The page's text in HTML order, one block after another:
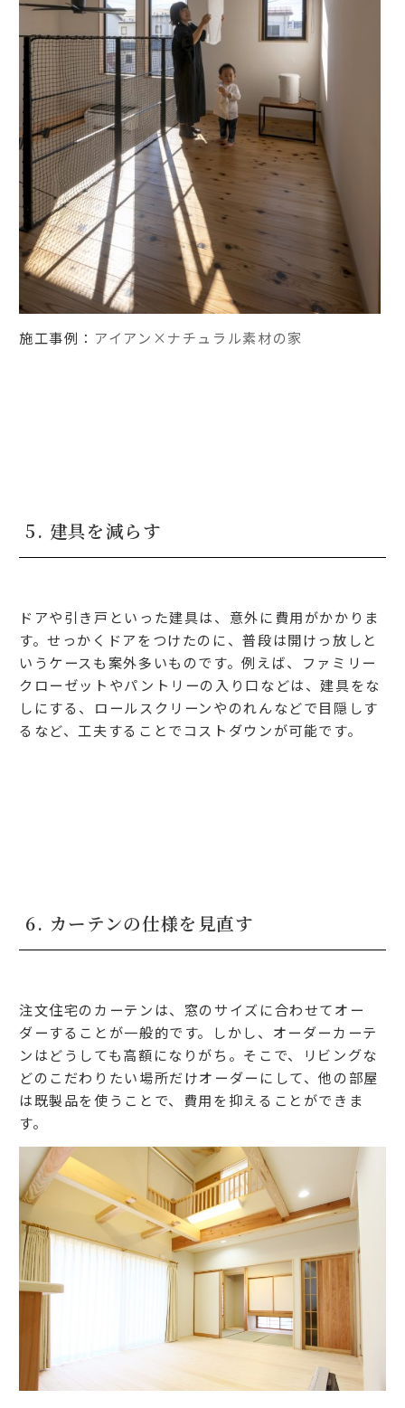
施工事例： アイアン×ナチュラル素材の家
5. 建具を減らす
ドアや引き戸といった建具は、意外に費用がかかりま
す。せっかくドアをつけたのに、普段は開けっ放しと
いうケースも案外多いものです。例えば、ファミリー
クローゼットやパントリーの入り口などは、建具をな
しにする、ロールスクリーンやのれんなどで目隠しす
るなど、工夫することでコストダウンが可能です。
6. カーテンの仕様を見直す
注文住宅のカーテンは、窓のサイズに合わせてオー
ダーすることが一般的です。しかし、オーダーカーテ
ンはどうしても高額になりがち。そこで、リビングな
どのこだわりたい場所だけオーダーにして、他の部屋
は既製品を使うことで、費用を抑えることができま
す。